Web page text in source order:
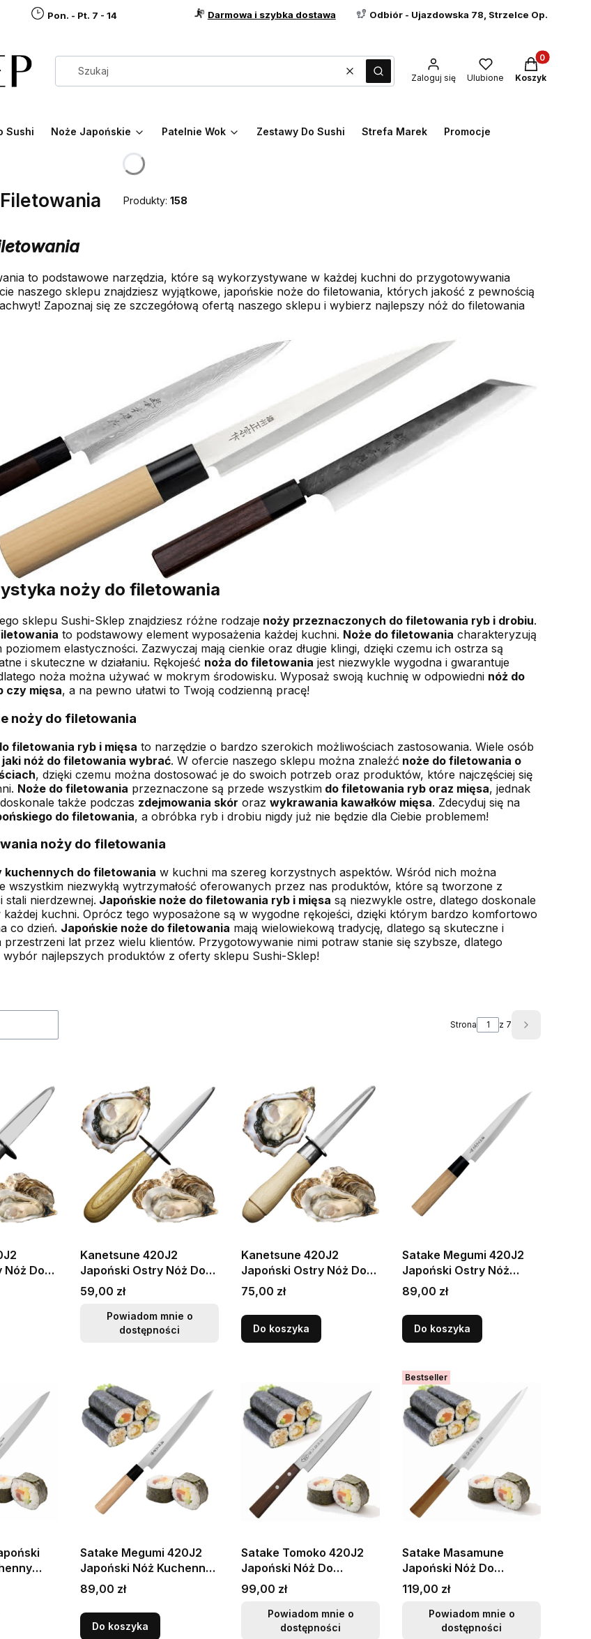
Pon. - Pt. 7 - 14 Darmowa i szybka dostawa Odbiór - Ujazdowska 78, Strzelce Op.
WyczyśćSzukaj Zaloguj się Ulubione
Produkty w
Koszyk
Sushi Noże Japońskie Patelnie Wok Zestawy Do Sushi Strefa Marek Promocje
Produkty: 158
to podstawowe narzędzia, które są wykorzystywane w każdej kuchni do przygotowywania
naszego sklepu znajdziesz wyjątkowe, japońskie noże do filetowania, których jakość z pewnością
Zapoznaj się ze szczegółową ofertą naszego sklepu i wybierz najlepszy nóż do filetowania
noży do filetowania
sklepu Sushi-Sklep znajdziesz różne rodzaje noży przeznaczonych do filetowania ryb i drobiu.
to podstawowy element wyposażenia każdej kuchni. Noże do filetowania charakteryzują
poziomem elastyczności. Zazwyczaj mają cienkie oraz długie klingi, dzięki czemu ich ostrza są
i skuteczne w działaniu. Rękojeść noża do filetowania jest niezwykle wygodna i gwarantuje
noża można używać w mokrym środowisku. Wyposaż swoją kuchnię w odpowiedni nóż do
czy mięsa, a na pewno ułatwi to Twoją codzienną pracę!
noży do filetowania
filetowania ryb i mięsa to narzędzie o bardzo szerokich możliwościach zastosowania. Wiele osób
jaki nóż do filetowania wybrać. W ofercie naszego sklepu można znaleźć noże do filetowania o
, dzięki czemu można dostosować je do swoich potrzeb oraz produktów, które najczęściej się
Noże do filetowania przeznaczone są przede wszystkim do filetowania ryb oraz mięsa, jednak
także podczas zdejmowania skór oraz wykrawania kawałków mięsa. Zdecyduj się na
do filetowania, a obróbka ryb i drobiu nigdy już nie będzie dla Ciebie problemem!
noży do filetowania
kuchennych do filetowania w kuchni ma szereg korzystnych aspektów. Wśród nich można
wszystkim niezwykłą wytrzymałość oferowanych przez nas produktów, które są tworzone z
stali nierdzewnej. Japońskie noże do filetowania ryb i mięsa są niezwykle ostre, dlatego doskonale
każdej kuchni. Oprócz tego wyposażone są w wygodne rękojeści, dzięki którym bardzo komfortowo
co dzień. Japońskie noże do filetowania mają wielowiekową tradycję, dlatego są skuteczne i
lat przez wielu klientów. Przygotowywanie nimi potraw stanie się szybsze, dlatego
wybór najlepszych produktów z oferty sklepu Sushi-Sklep!
Strona z 7 Następne
Nóż Do
56
Kanetsune 420J2
Japoński Ostry Nóż Do
Otwierania Ostryg 56
HRC 20cm
Cena
59,00 zł
Powiadom mnie o
dostępności
Kanetsune 420J2
Japoński Ostry Nóż Do
Otwierania Ostryg 56
HRC 21cm
Cena
75,00 zł
Do koszyka
Satake Megumi 420J2
Japoński Ostry Nóż
Kuchenny Kaisaki Do
Filetowania 15cm
Cena
89,00 zł
Do koszyka
Do
Satake Megumi 420J2
Japoński Nóż Kuchenny
Yanagi-Sashimi Do Sushi
21cm
Cena
89,00 zł
Do koszyka
Satake Tomoko 420J2
Japoński Nóż Do
Filetowania Yanagi-
Sashimi Sushi 20,5cm
Cena
99,00 zł
Powiadom mnie o
dostępności
Bestseller
Satake Masamune
Japoński Nóż Do
Filetowania Yanagi-
Sashimi Do Sushi 20,5cm
Cena
119,00 zł
Powiadom mnie o
dostępności